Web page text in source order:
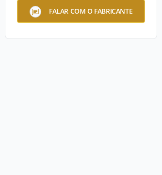
FALAR COM O FABRICANTE